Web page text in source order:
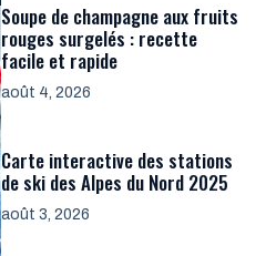
Soupe de champagne aux fruits
rouges surgelés : recette
facile et rapide
août 4, 2026
Carte interactive des stations
de ski des Alpes du Nord 2025
août 3, 2026